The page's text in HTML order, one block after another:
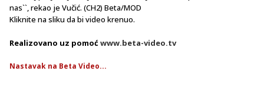
nas``, rekao je Vučić. (CH2) Beta/MOD
Kliknite na sliku da bi video krenuo.
Realizovano uz pomoćwww.beta-video.tv
Nastavak na Beta Video...